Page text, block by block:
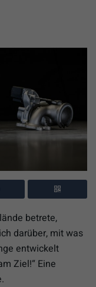
betrete,
darüber, mit was
entwickelt
Ziel!“ Eine